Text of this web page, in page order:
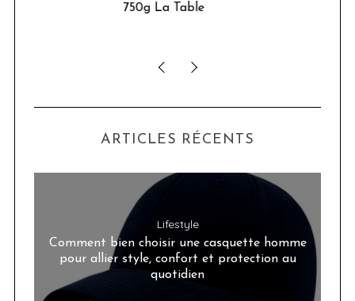
Google installe un chalet à Paris du 21 au 24
ARTICLES RÉCENTS
Lifestyle
Comment bien choisir une casquette homme
pour allier style, confort et protection au
quotidien